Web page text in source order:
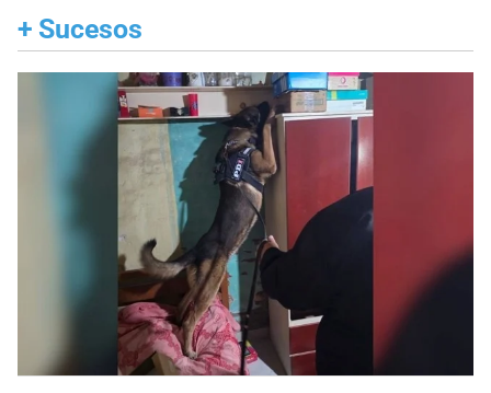
+ Sucesos